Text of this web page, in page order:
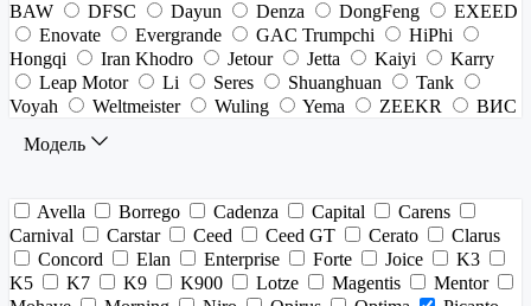
BAW
DFSC Dayun Denza DongFeng
EXEED
Enovate
Evergrande GAC Trumpchi
HiPhi
Hongqi
Iran Khodro Jetour Jetta Kaiyi
Karry
Leap Motor
Li Seres Shuanghuan
Tank
Voyah
Weltmeister Wuling Yema ZEEKR
ВИС
Модель
Avella Borrego Cadenza Capital
Carens
Carnival
Carstar Ceed Ceed GT Cerato
Clarus
Concord
Elan Enterprise Forte Joice
K3
K5
K7 K9 K900 Lotze Magentis
Mentor